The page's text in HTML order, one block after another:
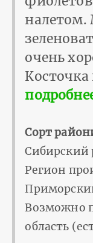
налетом.
очень
Сорт
Сибирский
Регион
Возможно
область